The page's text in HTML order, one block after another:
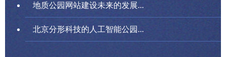
地质公园网站建设未来的发展...
北京分形科技的人工智能公园...